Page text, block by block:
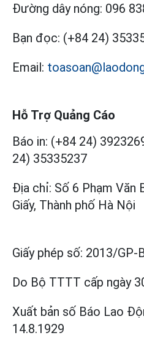
Đường dây nóng: 096
Bạn đọc: (+84 24)
Email:
Hỗ Trợ Quảng Cáo
Báo in: (+84 24)
24) 35335237
Địa chỉ: Số 6 Phạm Văn
Giấy, Thành phố Hà Nội
Giấy phép số: 2013/GP-
Do Bộ TTTT cấp ngày
Xuất bản số Báo Lao
14.8.1929